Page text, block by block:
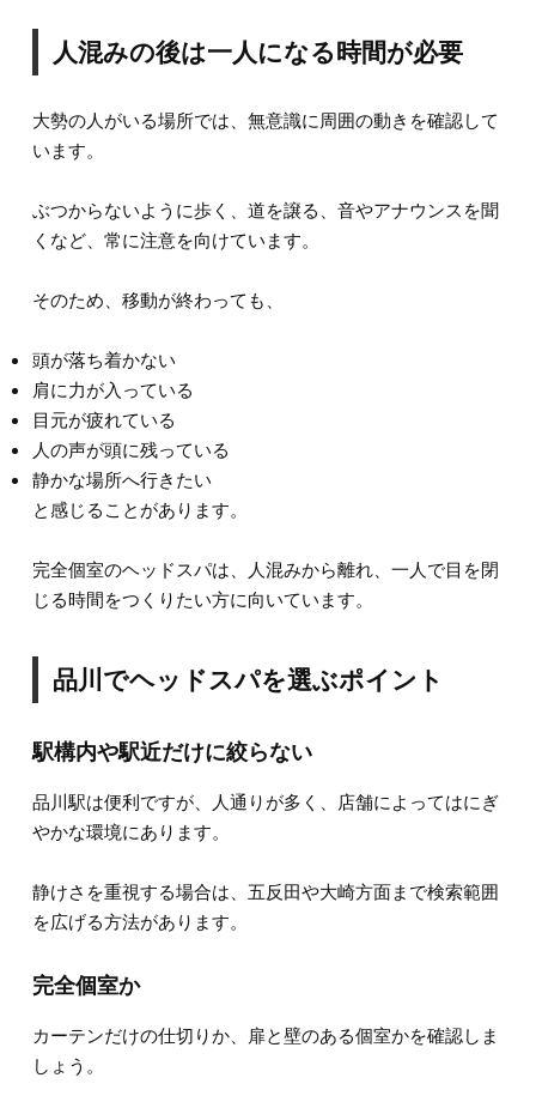
人混みの後は一人になる時間が必要
大勢の人がいる場所では、無意識に周囲の動きを確認して
います。
ぶつからないように歩く、道を譲る、音やアナウンスを聞
くなど、常に注意を向けています。
そのため、移動が終わっても、
頭が落ち着かない
肩に力が入っている
目元が疲れている
人の声が頭に残っている
静かな場所へ行きたい
と感じることがあります。
完全個室のヘッドスパは、人混みから離れ、一人で目を閉
じる時間をつくりたい方に向いています。
品川でヘッドスパを選ぶポイント
駅構内や駅近だけに絞らない
品川駅は便利ですが、人通りが多く、店舗によってはにぎ
やかな環境にあります。
静けさを重視する場合は、五反田や大崎方面まで検索範囲
を広げる方法があります。
完全個室か
カーテンだけの仕切りか、扉と壁のある個室かを確認しま
しょう。